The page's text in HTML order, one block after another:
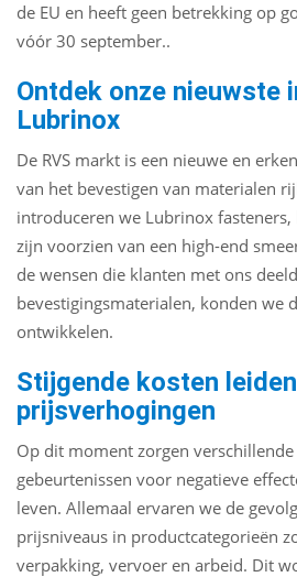
de EU en heeft geen betrekking op
vóór 30 september..
Ontdek onze nieuwste
Lubrinox
De RVS markt is een nieuwe en
van het bevestigen van materialen
introduceren we Lubrinox
zijn voorzien van een high-end
de wensen die klanten met ons
bevestigingsmaterialen, konden we
ontwikkelen.
Stijgende kosten
prijsverhogingen
Op dit moment zorgen
gebeurtenissen voor negatieve
leven. Allemaal ervaren we de
prijsniveaus in productcategorieën
verpakking, vervoer en arbeid. Dit